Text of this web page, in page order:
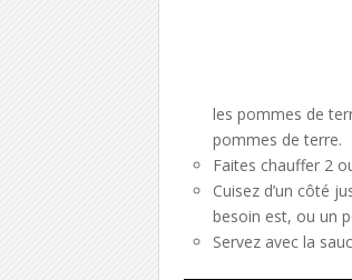
les pommes de
pommes de terre.
Faites chauffer 2
Cuisez d’un côté
besoin est, ou un
Servez avec la